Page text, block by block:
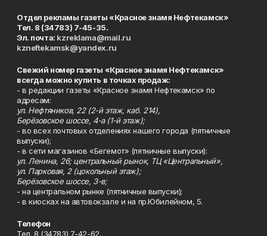
Отдел рекламы газеты «Красное знамя Нефтекамск»
Тел. 8 (34783) 7-45-35.
Эл. почта: kzreklama@mail.ru
kzneftekamsk@yandex.ru
Свежий номер газеты «Красное знамя Нефтекамск»
всегда можно купить в точках продаж:
- в редакции газеты «Красное знамя Нефтекамск» по
адресам:
ул. Нефтяников, 22 (2-й этаж, каб. 214),
Берёзовское шоссе, 4-а (1-й этаж);
- во всех почтовых отделениях нашего города (пятничные
выпуски);
- в сети магазинов «Бегемот» (пятничные выпуски):
ул. Ленина, 26; центральный рынок, ТЦ «Центральный»,
ул. Парковая, 2 (цокольный этаж);
Берёзовское шоссе, 3-в;
- на центральном рынке (пятничные выпуски);
- в киосках на автовокзале и на пр.Юбилейном, 5.
Телефон
Тел. 8 (34783) 7-42-62.